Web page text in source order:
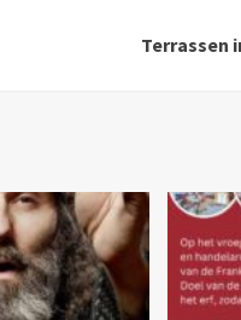
Terrassen